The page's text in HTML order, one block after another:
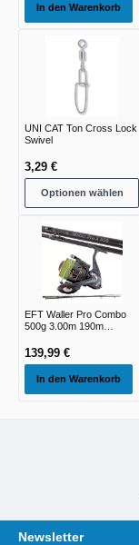
In den Warenkorb
UNI CAT Ton Cross Lock
Swivel
3,29 €
Optionen wählen
EFT Waller Pro Combo
500g 3.00m 190m
139,99 €
In den Warenkorb
Newsletter